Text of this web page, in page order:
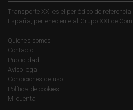
Transporte XXI es el periódico de
España, perteneciente al Grupo XXI de
Quienes somos
Contacto
Publicidad
Aviso legal
Condiciones de uso
Política de cookies
Mi cuenta